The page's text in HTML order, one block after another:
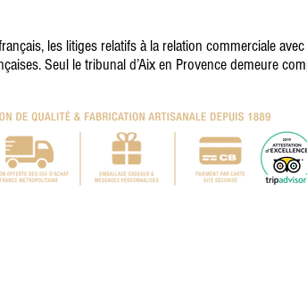
les litiges relatifs à la relation commerciale
Seul le tribunal d’Aix en Provence demeure